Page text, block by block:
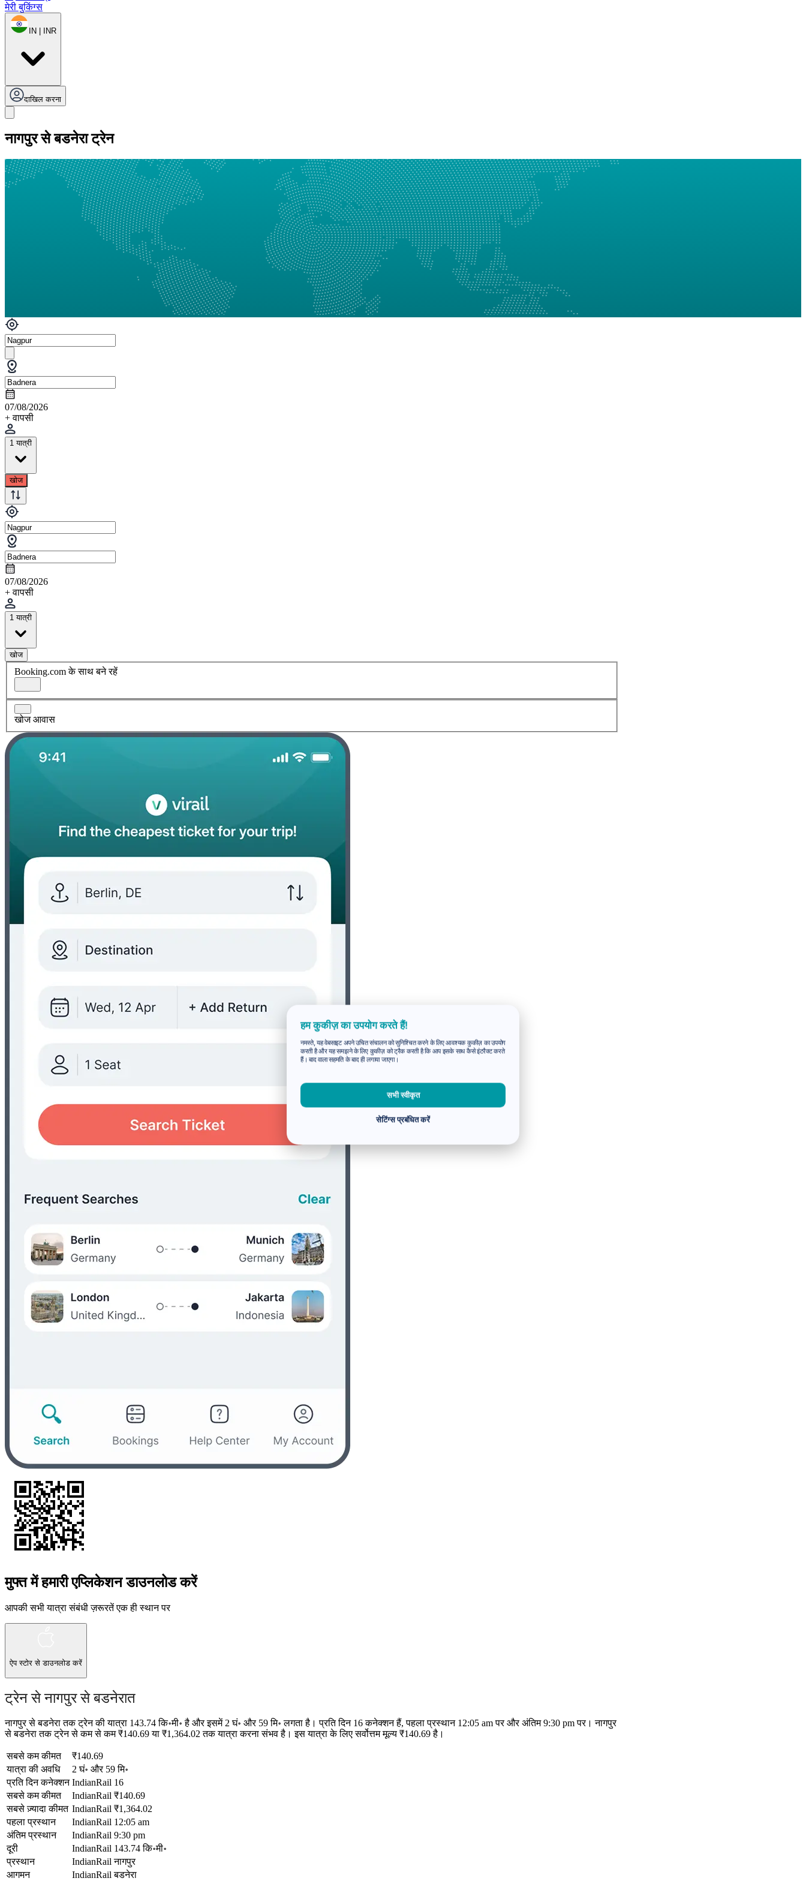
मेरी बुकिंग्स
IN | INR
दाखिल करना
नागपुर से बडनेरा ट्रेन
07/08/2026
+ वापसी
1 यात्री
खोज
07/08/2026
+ वापसी
1 यात्री
खोज
Booking.com के साथ बने रहें
खोज आवास
मुफ्त में हमारी एप्लिकेशन डाउनलोड करें
आपकी सभी यात्रा संबंधी ज़रूरतें एक ही स्थान पर
ऐप स्टोर से डाउनलोड करें
ट्रेन से नागपुर से बडनेरात
नागपुर से बडनेरा तक ट्रेन की यात्रा 143.74 कि॰मी॰ है और इसमें 2 घं॰ और 59 मि॰ लगता है। प्रति दिन 16 कनेक्शन हैं, पहला प्रस्थान 12:05 am पर और अंतिम 9:30 pm पर। नागपुर
से बडनेरा तक ट्रेन से कम से कम ₹140.69 या ₹1,364.02 तक यात्रा करना संभव है। इस यात्रा के लिए सर्वोत्तम मूल्य ₹140.69 है।
सबसे कम कीमत
₹140.69
यात्रा की अवधि
2 घं॰ और 59 मि॰
प्रति दिन कनेक्शन IndianRail 16
सबसे कम कीमत
IndianRail ₹140.69
सबसे ज़्यादा कीमत IndianRail ₹1,364.02
पहला प्रस्थान
IndianRail 12:05 am
अंतिम प्रस्थान
IndianRail 9:30 pm
दूरी
IndianRail 143.74 कि॰मी॰
प्रस्थान
IndianRail नागपुर
आगमन
IndianRail बडनेरा
हम कुकीज़ का उपयोग करते हैं!
नमस्ते, यह वेबसाइट अपने उचित संचालन को सुनिश्चित करने के लिए आवश्यक कुकीज़ का उपयोग
करती है और यह समझने के लिए कुकीज़ को ट्रैक करती है कि आप इसके साथ कैसे इंटरैक्ट करते
हैं। बाद वाला सहमति के बाद ही लगाया जाएगा।
सभी स्वीकृत
सेटिंग्स प्रबंधित करें